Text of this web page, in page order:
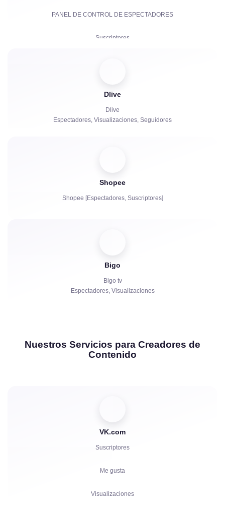
PANEL DE CONTROL DE ESPECTADORES
Suscriptores
Bots de chat
Dlive
Dlive
Espectadores, Visualizaciones, Seguidores
Shopee
Shopee [Espectadores, Suscriptores]
Bigo
Bigo tv
Espectadores, Visualizaciones
Nuestros Servicios para Creadores de
Contenido
VK.com
Suscriptores
Me gusta
Visualizaciones